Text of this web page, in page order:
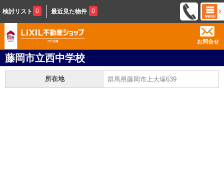
検討リスト 0 最近見た物件 0
お問合せ
藤岡市立西中学校
所在地 群馬県藤岡市上大塚639